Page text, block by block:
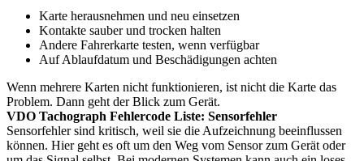
Karte herausnehmen und neu einsetzen
Kontakte sauber und trocken halten
Andere Fahrerkarte testen, wenn verfügbar
Auf Ablaufdatum und Beschädigungen achten
Wenn mehrere Karten nicht funktionieren, ist nicht die Karte das
Problem. Dann geht der Blick zum Gerät.
VDO Tachograph Fehlercode Liste: Sensorfehler
Sensorfehler sind kritisch, weil sie die Aufzeichnung beeinflussen
können. Hier geht es oft um den Weg vom Sensor zum Gerät oder